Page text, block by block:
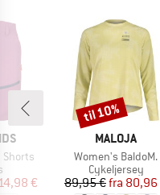
Shorts
pris
€
MÆRKE
MALOJA
Artikel
Women's BaldoM.
Produktgruppe
Cykeljersey
Pris
89,95 € Nedsat
fra 80,96
Rabat
til 10%